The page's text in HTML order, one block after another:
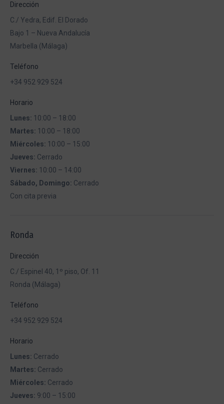
Dirección
C./ Yedra, Edif. El Dorado
Bajo 1 – Nueva Andalucía
Marbella (Málaga)
Teléfono
+34 952 929 524
Horario
Lunes: 10:00 – 18:00
Martes: 10:00 – 18:00
Miércoles: 10:00 – 15:00
Jueves: Cerrado
Viernes: 10:00 – 14:00
Sábado, Domingo: Cerrado
Con cita previa
Ronda
Dirección
C./ Espinel 40, 1º piso, Of. 11
Ronda (Málaga)
Teléfono
+34 952 929 524
Horario
Lunes: Cerrado
Martes: Cerrado
Miércoles: Cerrado
Jueves: 9:00 – 15:00